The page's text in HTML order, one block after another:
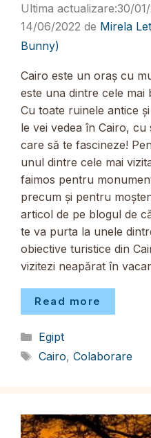
30/
14/06/2022 de Mirela
Bunny)
Cairo este un oraș cu
este una dintre cele mai
Cu toate ruinele antice
le vei vedea în Cairo, cu
care să te fascineze!
unul dintre cele mai
faimos pentru
precum și pentru
articol de pe blogul de
te va purta la unele
obiective turistice din
vizitezi neapărat în
Read more
Categorii
Egipt
Etichete
Cairo, Colaborare